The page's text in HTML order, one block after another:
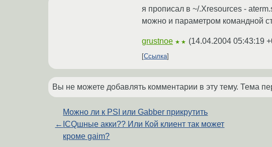
я прописал в ~/.Xresources -
можно и параметром командной
grustnoe ★★ (14.04.2004 05:43:19
Ссылка
Вы не можете добавлять комментарии в эту тему. Тема
←
Можно ли к PSI или Gabber прикрутить
ICQшные акки?? Или Кой клиент так может
кроме gaim?